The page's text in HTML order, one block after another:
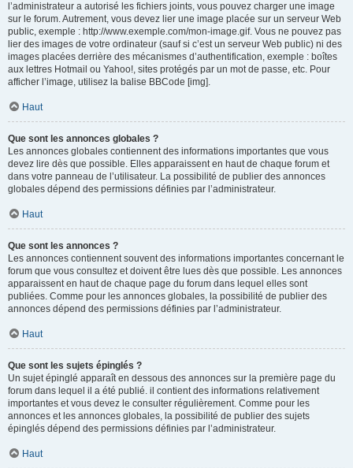
l’administrateur a autorisé les fichiers joints, vous pouvez charger une image
sur le forum. Autrement, vous devez lier une image placée sur un serveur Web
public, exemple : http://www.exemple.com/mon-image.gif. Vous ne pouvez pas
lier des images de votre ordinateur (sauf si c’est un serveur Web public) ni des
images placées derrière des mécanismes d’authentification, exemple : boîtes
aux lettres Hotmail ou Yahoo!, sites protégés par un mot de passe, etc. Pour
afficher l’image, utilisez la balise BBCode [img].
Haut
Que sont les annonces globales ?
Les annonces globales contiennent des informations importantes que vous
devez lire dès que possible. Elles apparaissent en haut de chaque forum et
dans votre panneau de l’utilisateur. La possibilité de publier des annonces
globales dépend des permissions définies par l’administrateur.
Haut
Que sont les annonces ?
Les annonces contiennent souvent des informations importantes concernant le
forum que vous consultez et doivent être lues dès que possible. Les annonces
apparaissent en haut de chaque page du forum dans lequel elles sont
publiées. Comme pour les annonces globales, la possibilité de publier des
annonces dépend des permissions définies par l’administrateur.
Haut
Que sont les sujets épinglés ?
Un sujet épinglé apparaît en dessous des annonces sur la première page du
forum dans lequel il a été publié. il contient des informations relativement
importantes et vous devez le consulter régulièrement. Comme pour les
annonces et les annonces globales, la possibilité de publier des sujets
épinglés dépend des permissions définies par l’administrateur.
Haut